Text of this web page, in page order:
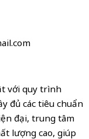
với quy trình
đủ các tiêu chuẩn
đại, trung tâm
lượng cao, giúp